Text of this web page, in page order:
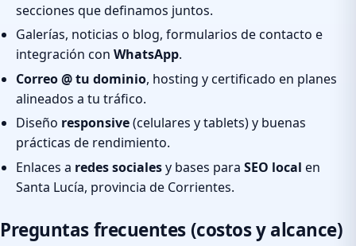
secciones que definamos juntos.
Galerías, noticias o blog, formularios de contacto e
integración con WhatsApp.
Correo @ tu dominio, hosting y certificado en planes
alineados a tu tráfico.
Diseño responsive(celulares y tablets) y buenas
prácticas de rendimiento.
Enlaces a redes socialesy bases para SEO local en
Santa Lucía, provincia de Corrientes.
Preguntas frecuentes (costos y alcance)